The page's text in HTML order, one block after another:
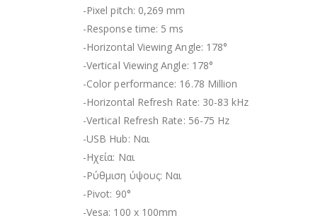
-Pixel pitch: 0,269 mm
-Response time: 5 ms
-Horizontal Viewing Angle: 178°
-Vertical Viewing Angle: 178°
-Color performance: 16.78 Million
-Horizontal Refresh Rate: 30-83 kHz
-Vertical Refresh Rate: 56-75 Hz
-USB Hub: Ναι
-Ηχεία: Ναι
-Ρύθμιση ύψους: Ναι
-Pivot: 90°
-Vesa: 100 x 100mm